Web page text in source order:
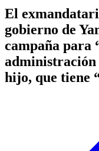
El
gobierno de
campaña para
administración
hijo, que tiene